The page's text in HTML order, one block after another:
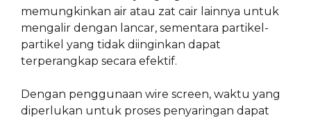
memungkinkan air atau zat cair lainnya untuk
mengalir dengan lancar, sementara partikel-
partikel yang tidak diinginkan dapat
terperangkap secara efektif.
Dengan penggunaan wire screen, waktu yang
diperlukan untuk proses penyaringan dapat